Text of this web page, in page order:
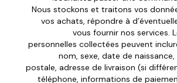
Nous stockons et traitons vos
vos achats, répondre à
vous fournir nos services.
personnelles collectées peuvent
nom, sexe, date de
postale, adresse de livraison (si
téléphone, informations de